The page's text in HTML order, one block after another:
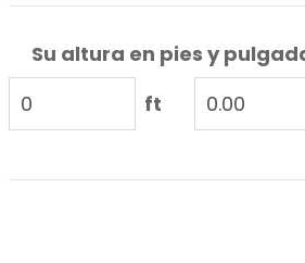
Su altura en pies y
ft